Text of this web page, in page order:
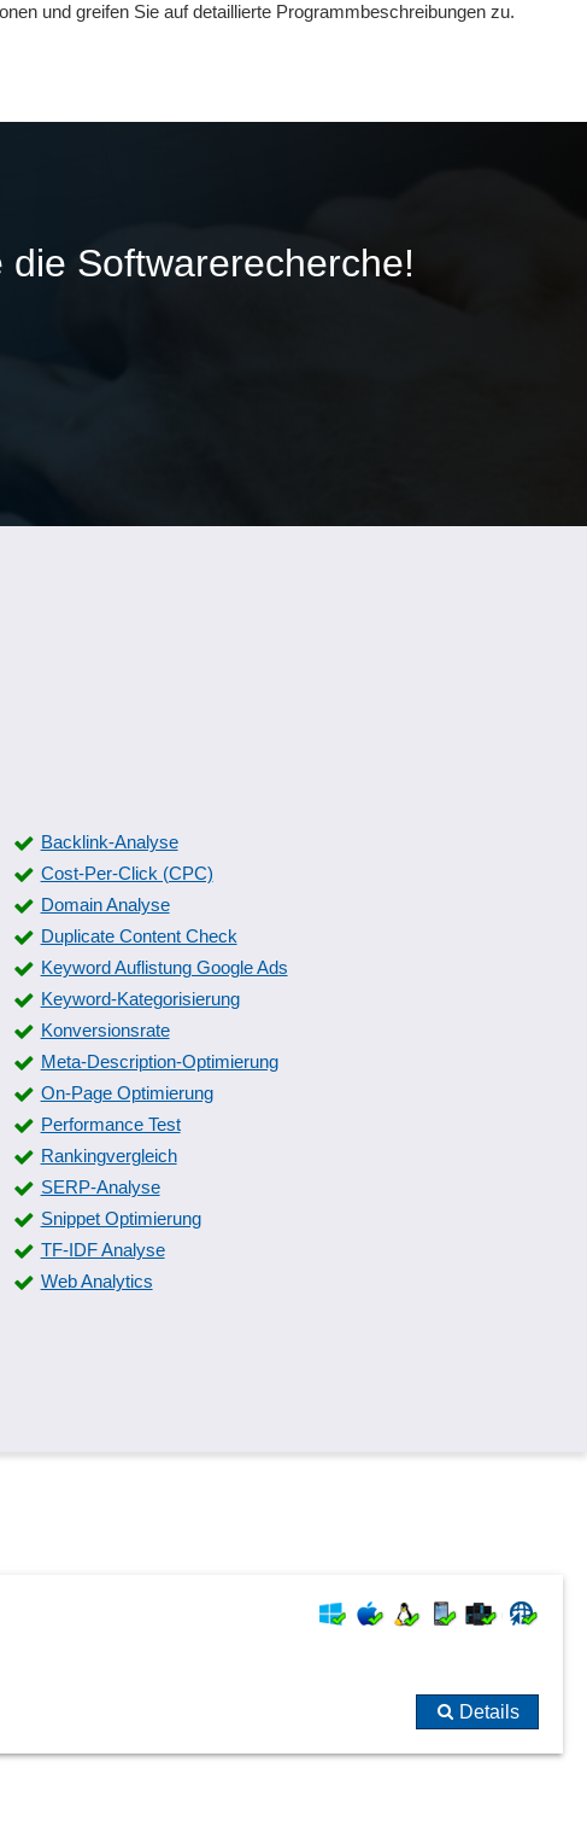
und greifen Sie auf detaillierte Programmbeschreibungen zu.
Softwarerecherche!
Backlink-Analyse
Cost-Per-Click (CPC)
Domain Analyse
Duplicate Content Check
Keyword Auflistung Google Ads
Keyword-Kategorisierung
Konversionsrate
Meta-Description-Optimierung
On-Page Optimierung
Performance Test
Rankingvergleich
SERP-Analyse
Snippet Optimierung
TF-IDF Analyse
Web Analytics
Details